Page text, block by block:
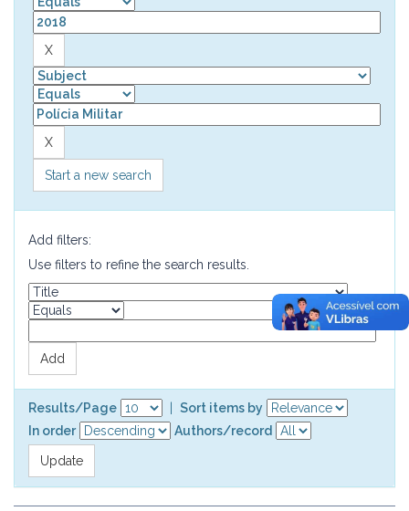
Start a new search
Add filters:
Use filters to refine the search results.
Results/Page
Sort items by
In order
Authors/record